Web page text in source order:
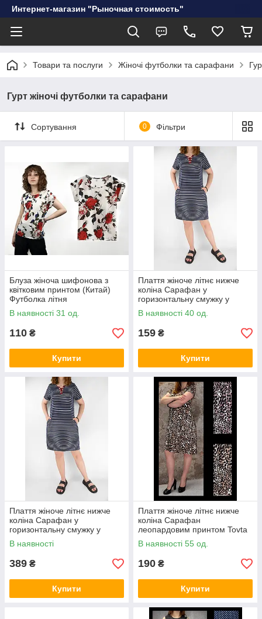
Интернет-магазин "Рыночная стоимость"
Товари та послуги Жіночі футболки та сарафани
Гурт жіночі футболки та сарафани
Сортування 0 Фільтри
Блуза жіноча шифонова з
квітковим принтом (Китай)
Футболка літня
В наявності 31 од.
110 ₴
Купити
Плаття жіноче літнє нижче
коліна Сарафан у
горизонтальну смужку у
великих розмірах L-4XL
В наявності 40 од.
159 ₴
Купити
Плаття жіноче літнє нижче
коліна Сарафан у
горизонтальну смужку у
великих розмірах L
В наявності
389 ₴
Купити
Плаття жіноче літнє нижче
коліна Сарафан
леопардовим принтом Tovta
(Угорщина) у великих
розмірах L-4XL
В наявності 55 од.
190 ₴
Купити